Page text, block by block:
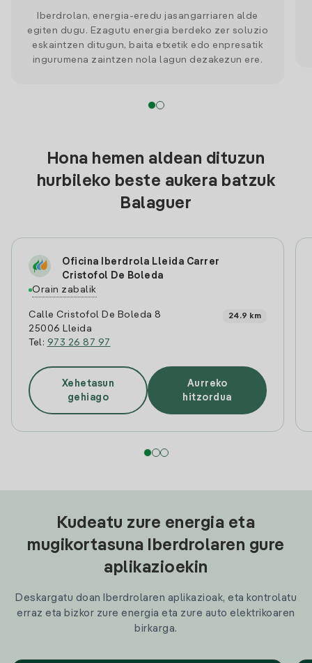
Iberdrolan, energia-eredu jasangarriaren alde
egiten dugu. Ezagutu energia berdeko zer soluzio
eskaintzen ditugun, baita etxetik edo enpresatik
ingurumena zaintzen nola lagun dezakezun ere.
Hona hemen aldean dituzun
hurbileko beste aukera batzuk
Balaguer
Oficina Iberdrola Lleida Carrer
Cristofol De Boleda
Orain zabalik
Calle Cristofol De Boleda 8
25006 Lleida
Tel: 973 26 87 97
24.9 km
Xehetasun
gehiago
Aurreko
hitzordua
Kudeatu zure energia eta
mugikortasuna Iberdrolaren gure
aplikazioekin
Deskargatu doan Iberdrolaren aplikazioak, eta kontrolatu
erraz eta bizkor zure energia eta zure auto elektrikoaren
birkarga.